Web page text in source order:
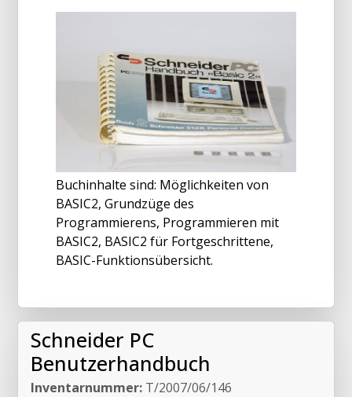
Buchinhalte sind: Möglichkeiten von
BASIC2, Grundzüge des
Programmierens, Programmieren mit
BASIC2, BASIC2 für Fortgeschrittene,
BASIC-Funktionsübersicht.
Schneider PC
Benutzerhandbuch
Inventarnummer: T/2007/06/146